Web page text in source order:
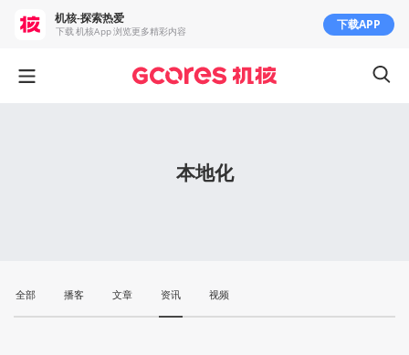
本地化
全部 播客 文章 资讯 视频
机核-探索热爱
下载 机核App 浏览更多精彩内容 下载APP